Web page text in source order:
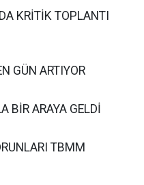
KRİTİK TOPLANTI
GÜN ARTIYOR
BİR ARAYA GELDİ
TBMM